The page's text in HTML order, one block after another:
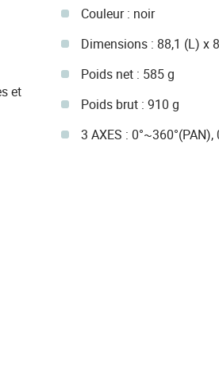
et
Couleur : noir
Dimensions : 88,1 (L) x
Poids net : 585 g
Poids brut : 910 g
3 AXES :